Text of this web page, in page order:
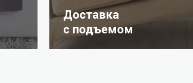
Доставка
с подъемом